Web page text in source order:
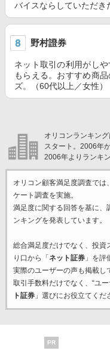
バイスならしていただき
野村證券
ネット取引の利用がし
もらえる。おすすめ商
ズ。（60代以上／女性）
オリコンランキン
スタート。2006年
2006年よりランキ
オリコン顧客満足度調査では
ケート調査を実施。
満足度に関する回答を基に、
ンキングを発表しています。
総合満足度だけでなく、投資
り口から「 ネット証券」を評
実際のユーザーの声も掲載し
取引手数料だけでなく、“ユ
ト証券」選びにお役立てくだ
PR